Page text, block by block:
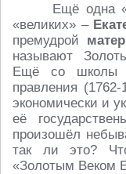
Ещё одна
«великих» –
премудрой
называют
Ещё со школы
правления
экономически и
её
произошёл
так ли это?
«Золотым Веком